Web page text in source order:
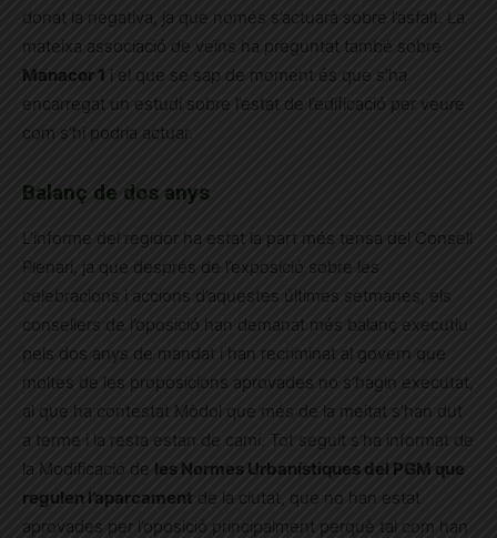
donat la negativa, ja que només s’actuarà sobre l’asfalt. La
mateixa associació de veïns ha preguntat també sobre
Manacor 1
i el que se sap de moment és que s’ha
encarregat un estudi sobre l’estat de l’edificació per veure
com s’hi podria actuar.
Balanç de dos anys
L’informe del regidor ha estat la part més tensa del Consell
Plenari, ja que després de l’exposició sobre les
celebracions i accions d’aquestes últimes setmanes, els
consellers de l’oposició han demanat més balanç executiu
pels dos anys de mandat i han recriminat al govern que
moltes de les proposicions aprovades no s’hagin executat,
al que ha contestat Mòdol que més de la meitat s’han dut
a terme i la resta estan de camí. Tot seguit s’ha informat de
la Modificació de les Normes Urbanístiques del PGM que
regulen l’aparcament de la ciutat, que no han estat
aprovades per l’oposició principalment perquè tal com han